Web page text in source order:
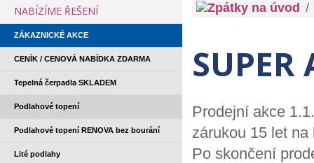
NABÍZÍME ŘEŠENÍ
ZÁKAZNICKÉ AKCE
CENÍK / CENOVÁ NABÍDKA ZDARMA
Tepelná čerpadla SKLADEM
Podlahové topení
Podlahové topení RENOVA bez bourání
Lité podlahy
/
Prodejní akce
zárukou 15 let na
Po skončení